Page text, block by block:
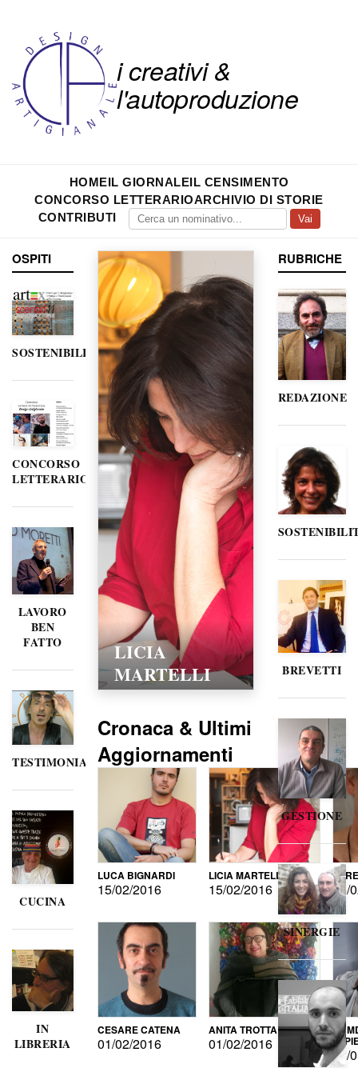
i creativi &
l'autoproduzione
HOMEIL GIORNALEIL CENSIMENTO
CONCORSO LETTERARIOARCHIVIO DI STORIE
CONTRIBUTI
Vai
OSPITI
SOSTENIBILITÀ
CONCORSO
LETTERARIO
LAVORO
BEN
FATTO
TESTIMONIANZE
CUCINA
IN
LIBRERIA
LORELLA
POZZI
Cronaca & Ultimi
Aggiornamenti
LUCA BIGNARDI
15/02/2016
LICIA MARTELLI
15/02/2016 15/
CESARE CATENA
01/02/2016
ANITA TROTTA
01/02/2016 DI
15/
RUBRICHE
REDAZIONE
BREVETTI
GESTIONE
SINERGIE